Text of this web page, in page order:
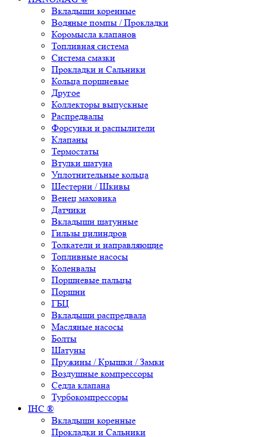
Вкладыши коренные
Водяные помпы / Прокладки
Коромысла клапанов
Топливная система
Система смазки
Прокладки и Сальники
Кольца поршневые
Другое
Коллекторы выпускные
Распредвалы
Форсунки и распылители
Клапаны
Термостаты
Втулки шатуна
Уплотнительные кольца
Шестерни / Шкивы
Венец маховика
Датчики
Вкладыши шатунные
Гильзы цилиндров
Толкатели и направляющие
Топливные насосы
Коленвалы
Поршневые пальцы
Поршни
ГБЦ
Вкладыши распредвала
Масляные насосы
Болты
Шатуны
Пружины / Крышки / Замки
Воздушные компрессоры
Седла клапана
Турбокомпрессоры
IHC ®
Вкладыши коренные
Прокладки и Сальники